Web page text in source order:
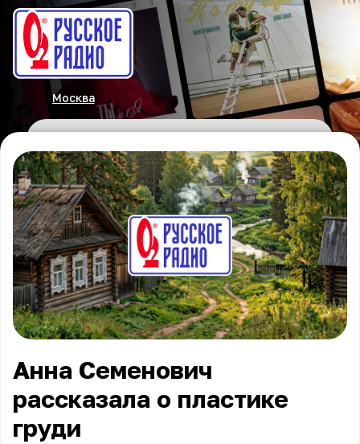
Москва
Анна Семенович
рассказала о пластике
груди